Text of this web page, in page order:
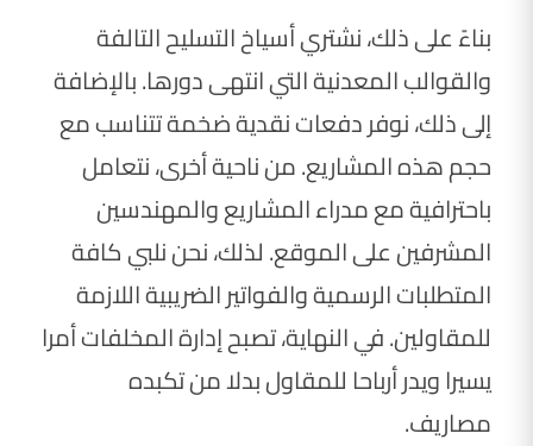
بناءً على ذلك، نشتري أسياخ التسليح التالفة
والقوالب المعدنية التي انتهى دورها. بالإضافة
إلى ذلك، نوفر دفعات نقدية ضخمة تتناسب مع
حجم هذه المشاريع. من ناحية أخرى، نتعامل
باحترافية مع مدراء المشاريع والمهندسين
المشرفين على الموقع. لذلك، نحن نلبي كافة
المتطلبات الرسمية والفواتير الضريبية اللازمة
للمقاولين. في النهاية، تصبح إدارة المخلفات أمرا
يسيرا ويدر أرباحا للمقاول بدلا من تكبده
مصاريف.